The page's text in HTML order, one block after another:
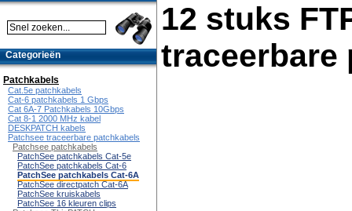
12 stuks
traceerbare
Categorieën
Patchkabels
Cat.5e patchkabels
Cat-6 patchkabels 1 Gbps
Cat 6A-7 Patchkabels 10Gbps
Cat 8-1 2000 MHz kabel
DESKPATCH kabels
Patchsee traceerbare patchkabels
Patchsee patchkabels
PatchSee patchkabels Cat-5e
PatchSee patchkabels Cat-6
PatchSee patchkabels Cat-6A
PatchSee directpatch Cat-6A
PatchSee kruiskabels
PatchSee 16 kleuren clips